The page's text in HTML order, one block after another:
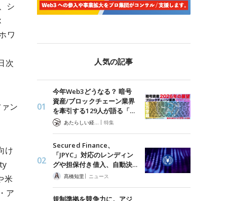
シ
ワ
次
ン
け
米
ア
人気の記事
今年Web3どうなる？ 暗号
資産/ブロックチェーン業界
を牽引する129人が語る「…
| 特集
Secured Finance、
「JPYC」対応のレンディン
グや担保付き借入、自動決…
髙橋知里 | ニュース
規制準拠を競争力に。アジ